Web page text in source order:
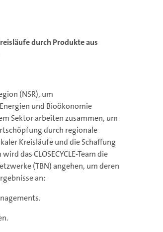
durch Produkte aus
(NSR), um
und Bioökonomie
Sektor arbeiten zusammen, um
durch regionale
Kreisläufe und die Schaffung
das CLOSECYCLE-Team die
(TBN) angehen, um deren
an: